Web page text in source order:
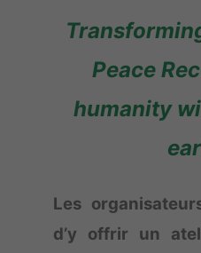
Peace
humanity
Les
d’y offrir un